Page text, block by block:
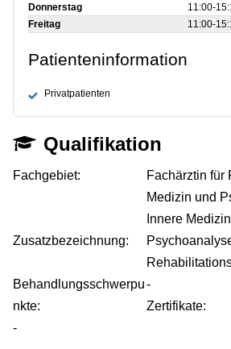
Donnerstag
Freitag
Patienteninformation
Privatpatienten
Qualifikation
Fachgebiet:
Fachärztin für
Medizin und
Innere Medizin
Zusatzbezeichnung:
Behandlungsschwerpu
nkte:
-
Zertifikate:
-